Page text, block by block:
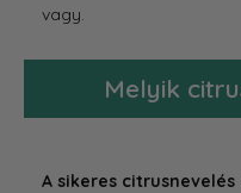
vagy.
Melyik
A sikeres